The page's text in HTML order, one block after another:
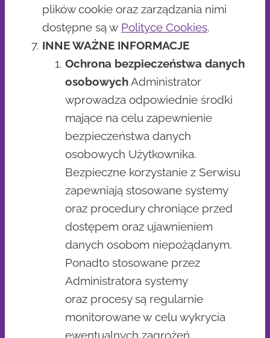
plików cookie oraz zarządzania nimi
dostępne są w Polityce Cookies.
INNE WAŻNE INFORMACJE
Ochrona bezpieczeństwa danych
osobowychAdministrator
wprowadza odpowiednie środki
mające na celu zapewnienie
bezpieczeństwa danych
osobowych Użytkownika.
Bezpieczne korzystanie z Serwisu
zapewniają stosowane systemy
oraz procedury chroniące przed
dostępem oraz ujawnieniem
danych osobom niepożądanym.
Ponadto stosowane przez
Administratora systemy
oraz procesy są regularnie
monitorowane w celu wykrycia
ewentualnych zagrożeń.